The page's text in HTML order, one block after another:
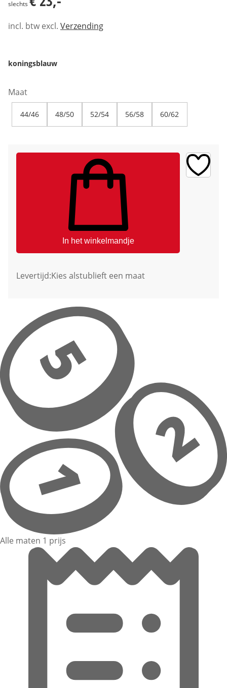
slechts
incl. btw excl. Verzending
koningsblauw
Maat
44/46 48/50 52/54 56/58 60/62
In het winkelmandje
Levertijd:Kies alstublieft een maat
Alle maten 1 prijs